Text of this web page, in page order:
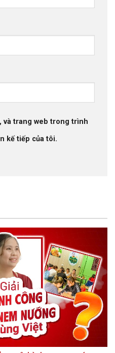
và trang web trong trình
kế tiếp của tôi.